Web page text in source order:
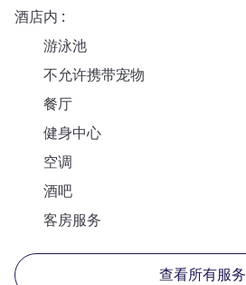
酒店内
游泳池
不允许携带宠物
餐厅
健身中心
空调
酒吧
客房服务
查看所有服务